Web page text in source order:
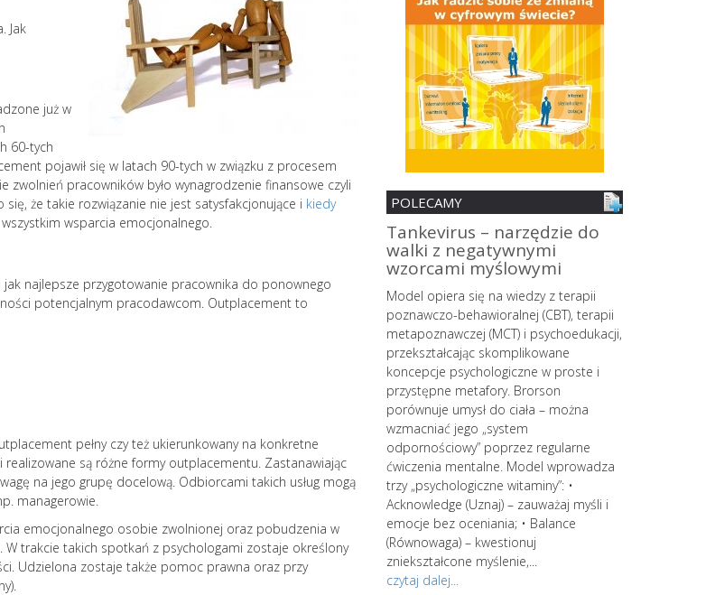
Jak
już w
60-tych
pojawił się w latach 90-tych w związku z procesem
pracowników było wynagrodzenie finansowe czyli
że takie rozwiązanie nie jest satysfakcjonujące i kiedy
wsparcia emocjonalnego.
najlepsze przygotowanie pracownika do ponownego
potencjalnym pracodawcom. Outplacement to
pełny czy też ukierunkowany na konkretne
są różne formy outplacementu. Zastanawiając
na jego grupę docelową. Odbiorcami takich usług mogą
managerowie.
emocjonalnego osobie zwolnionej oraz pobudzenia w
trakcie takich spotkań z psychologami zostaje określony
Udzielona zostaje także pomoc prawna oraz przy
POLECAMY
Jak uniknąć wypalenia
Zjawisko wypalenia
relacje osobiste, powoduje zmęczenie,
niepokój, a nawet prowadzi do depresji.
Jak zapobiegać wypaleniu
badaczki Christiny Maslach wypalenie
zawodowe przebiega zgodnie z
następującym schematem: Powyższe
stadia mogą występować łącznie lub
Tankevirus – narzędzie do
walki z negatywnymi
wzorcami myślowymi
Model opiera się na wiedzy z terapii
poznawczo-behawioralnej (CBT), terapii
metapoznawczej (MCT) i psychoedukacji,
przekształcając skomplikowane
koncepcje psychologiczne w proste i
przystępne metafory. Brorson
porównuje umysł do ciała – można
wzmacniać jego „system
odpornościowy” poprzez regularne
ćwiczenia mentalne. Model wprowadza
trzy „psychologiczne witaminy”: •
Acknowledge (Uznaj) – zauważaj myśli i
emocje bez oceniania; • Balance
(Równowaga) – kwestionuj
zniekształcone myślenie,...
czytaj dalej...